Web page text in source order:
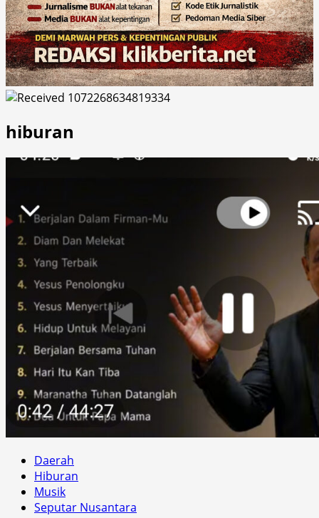
hiburan
Daerah
Hiburan
Musik
Seputar Nusantara